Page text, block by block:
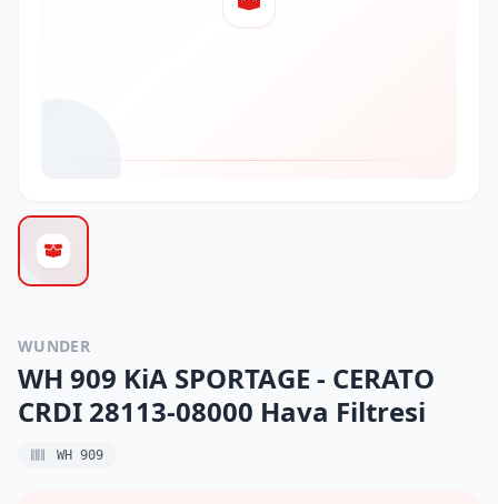
WUNDER
WH 909 KiA SPORTAGE - CERATO
CRDI 28113-08000 Hava Filtresi
WH 909